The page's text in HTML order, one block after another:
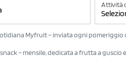
Attività
Myfruit – inviata ogni pomeriggio
– mensile, dedicata a frutta a guscio